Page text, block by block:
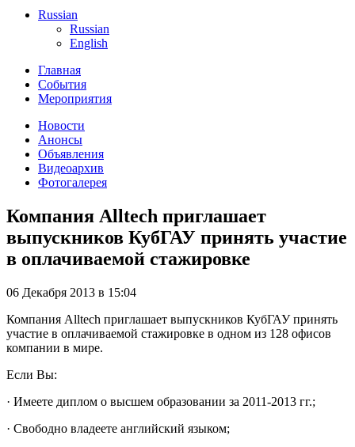
Russian
Russian
English
Главная
События
Мероприятия
Новости
Анонсы
Объявления
Видеоархив
Фотогалерея
Компания Alltech приглашает
выпускников КубГАУ принять участие
в оплачиваемой стажировке
06 Декабря 2013 в 15:04
Компания Alltech приглашает выпускников КубГАУ принять
участие в оплачиваемой стажировке в одном из 128 офисов
компании в мире.
Если Вы:
· Имеете диплом о высшем образовании за 2011-2013 гг.;
· Свободно владеете английский языком;